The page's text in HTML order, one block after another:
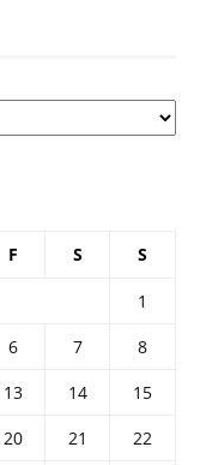
F S S
1
6 7
8
13 14
15
20 21
22